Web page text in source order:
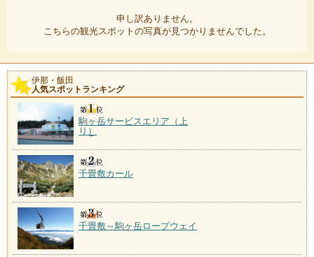
申し訳ありません。
こちらの観光スポットの写真が見つかりませんでした。
伊那・飯田
人気スポットランキング
駒ヶ岳サービスエリア（上
り）
千畳敷カール
千畳敷～駒ヶ岳ロープウェイ